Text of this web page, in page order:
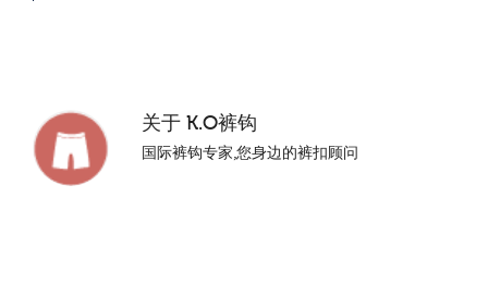
关于 K.O裤钩
国际裤钩专家,您身边的裤扣顾问